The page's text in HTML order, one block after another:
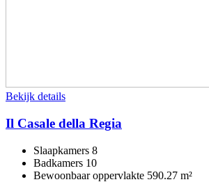
Bekijk details
Il Casale della Regia
Slaapkamers 8
Badkamers 10
Bewoonbaar oppervlakte 590.27 m²